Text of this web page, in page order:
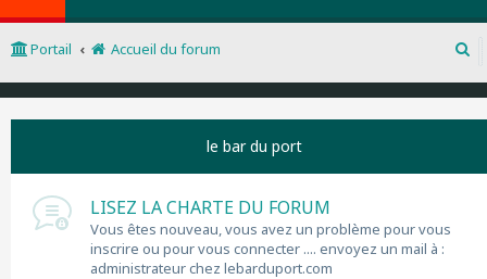
Portail
Accueil du forum
e
h
le bar du port
LISEZ LA CHARTE DU FORUM
Vous êtes nouveau, vous avez un problème pour vous
inscrire ou pour vous connecter .... envoyez un mail à :
administrateur chez lebarduport.com